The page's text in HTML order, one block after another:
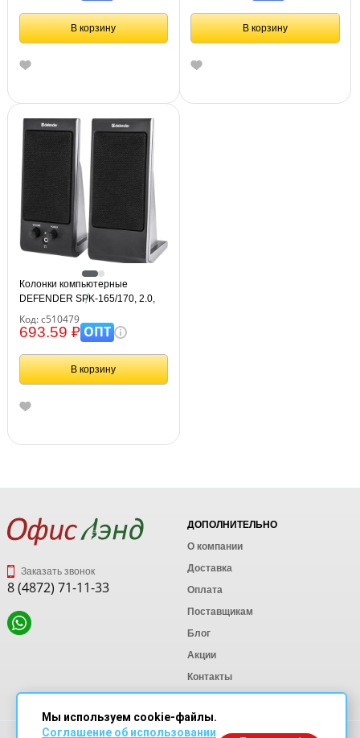
В корзину В корзину
Колонки компьютерные
DEFENDER SPK-165/170, 2.0,
для наушников, 65165
Код: с510479
693.59 ₽ОПТ
В корзину
Заказать звонок
8 (4872) 71-11-33
ДОПОЛНИТЕЛЬНО
О компании
Доставка
Оплата
Поставщикам
Блог
Акции
Контакты
Политика конфиденциальности
Мы используем cookie-файлы.
Соглашение об использовании